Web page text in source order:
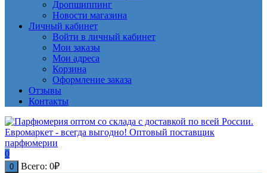
Дропшиппинг
Новости магазина
Личный кабинет
Войти в личный кабинет
Мои заказы
Мои адреса
Корзина
Оформление заказа
Отзывы
Контакты
0
0 Всего: 0₽